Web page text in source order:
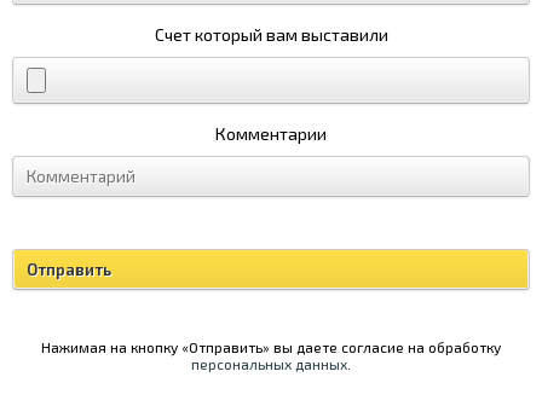
Счет который вам выставили
Комментарии
Нажимая на кнопку «Отправить» вы даете согласие на обработку
персональных данных